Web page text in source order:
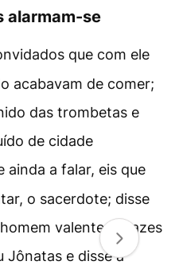
alarmam-se
que com ele
acabavam de comer;
das trombetas e
de cidade
ainda a falar, eis que
o sacerdote; disse
valente e trazes
Jônatas e disse a